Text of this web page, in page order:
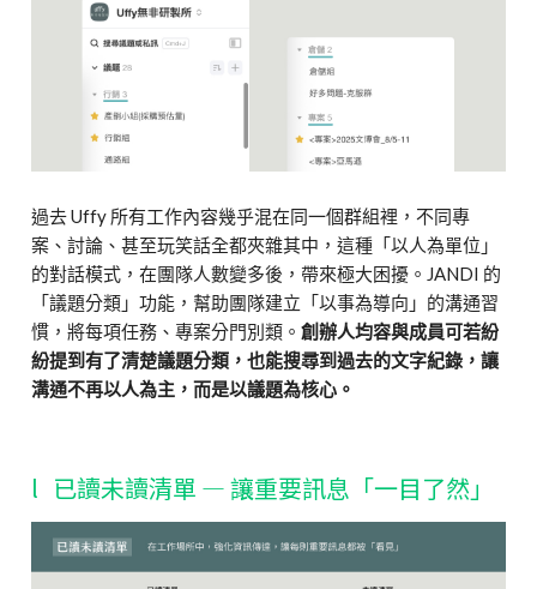
過去 Uffy 所有工作內容幾乎混在同一個群組裡，不同專
案、討論、甚至玩笑話全都夾雜其中，這種「以人為單位」
的對話模式，在團隊人數變多後，帶來極大困擾。JANDI 的
「議題分類」功能，幫助團隊建立「以事為導向」的溝通習
慣，將每項任務、專案分門別類。創辦人均容與成員可若紛
紛提到有了清楚議題分類，也能搜尋到過去的文字紀錄，讓
溝通不再以人為主，而是以議題為核心。
l 已讀未讀清單 — 讓重要訊息「一目了然」